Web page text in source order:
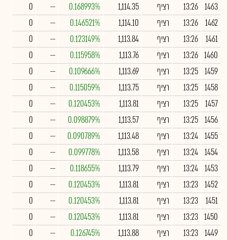
1463
13:26 רציף 1,114.35
0.168993%
--
0
1462
13:26 רציף 1,114.10
0.146521%
--
0
1461
13:26 רציף 1,113.84
0.123149%
--
0
1460
13:26 רציף 1,113.76
0.115958%
--
0
1459
13:25 רציף 1,113.69
0.109666%
--
0
1458
13:25 רציף 1,113.75
0.115059%
--
0
1457
13:25 רציף 1,113.81
0.120453%
--
0
1456
13:25 רציף 1,113.57
0.098879%
--
0
1455
13:24 רציף 1,113.48
0.090789%
--
0
1454
13:24 רציף 1,113.58
0.099778%
--
0
1453
13:24 רציף 1,113.79
0.118655%
--
0
1452
13:23 רציף 1,113.81
0.120453%
--
0
1451
13:23 רציף 1,113.81
0.120453%
--
0
1450
13:23 רציף 1,113.81
0.120453%
--
0
1449
13:23 רציף 1,113.88
0.126745%
--
0